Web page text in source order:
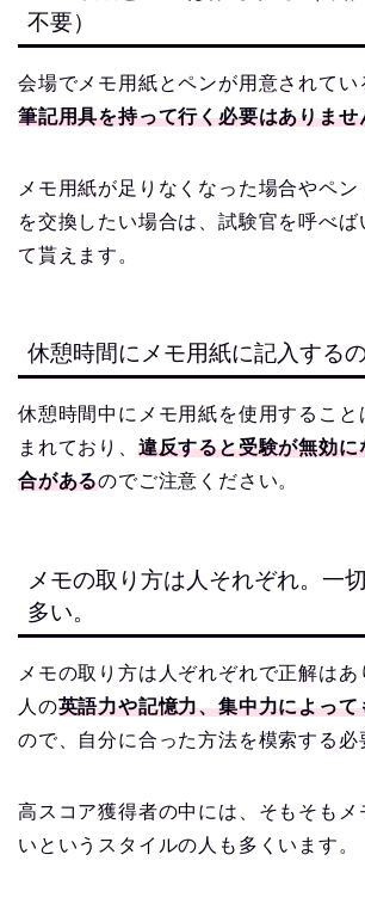
不要）
会場でメモ用紙とペンが用意されてい
筆記用具を持って行く必要はありませ
メモ用紙が足りなくなった場合やペン
を交換したい場合は、試験官を呼べば
て貰えます。
休憩時間にメモ用紙に記入する
休憩時間中にメモ用紙を使用すること
まれており、 違反すると受験が無効に
合があるのでご注意ください。
メモの取り方は人それぞれ。一
多い。
メモの取り方は人ぞれぞれで正解は
人の英語力や記憶力、集中力によって
ので、自分に合った方法を模索する必
高スコア獲得者の中には、そもそもメ
いというスタイルの人も多くいます。